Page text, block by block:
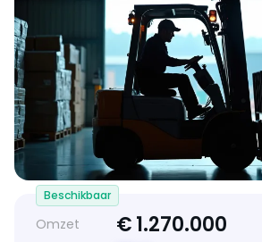
Omzet €1.270.000
Beschikbaar